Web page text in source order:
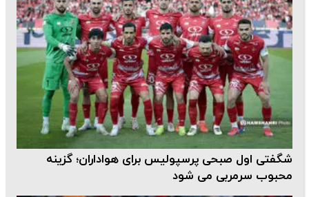
شگفتی اول صبحی پرسپولیس برای هواداران؛ گزینه
محبوب سرمربی می شود